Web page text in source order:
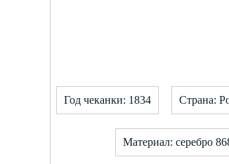
Год чеканки: 1834 Страна:
Материал: серебро